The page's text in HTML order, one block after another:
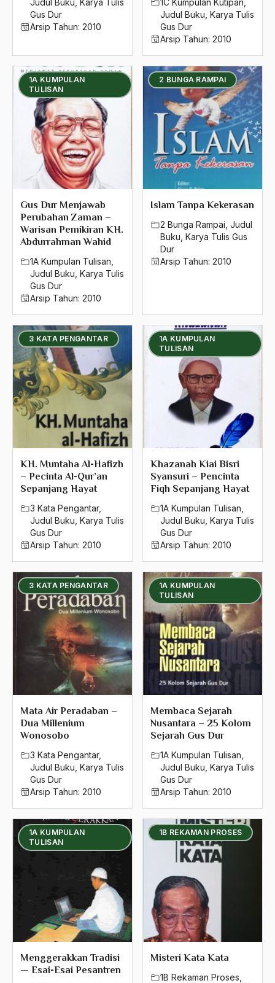
Judul Buku
Karya Tulis
Gus Dur
Arsip Tahun: 2010
1C Kumpulan Kutipan
Judul Buku Karya Tulis
Gus Dur
Arsip Tahun: 2010
1A KUMPULAN
TULISAN
Gus Dur Menjawab
Perubahan Zaman –
Warisan Pemikiran KH.
Abdurrahman Wahid
1A Kumpulan Tulisan
Judul Buku Karya Tulis
Gus Dur
Arsip Tahun: 2010
2 BUNGA RAMPAI
Islam Tanpa Kekerasan
2 Bunga Rampai Judul
Buku Karya Tulis Gus
Dur
Arsip Tahun: 2010
3 KATA PENGANTAR
KH. Muntaha Al-Hafizh
– Pecinta Al-Qur’an
Sepanjang Hayat
3 Kata Pengantar,
Judul Buku Karya Tulis
Gus Dur
Arsip Tahun: 2010
1A KUMPULAN
TULISAN
Khazanah Kiai Bisri
Syansuri – Pencinta
Fiqh Sepanjang Hayat
1A Kumpulan Tulisan
Judul Buku Karya Tulis
Gus Dur
Arsip Tahun: 2010
3 KATA PENGANTAR
Mata Air Peradaban –
Dua Millenium
Wonosobo
3 Kata Pengantar,
Judul Buku Karya Tulis
Gus Dur
Arsip Tahun: 2010
1A KUMPULAN
TULISAN
Membaca Sejarah
Nusantara – 25 Kolom
Sejarah Gus Dur
1A Kumpulan Tulisan
Judul Buku Karya Tulis
Gus Dur
Arsip Tahun: 2010
1A KUMPULAN
TULISAN
Menggerakkan Tradisi
— Esai-Esai Pesantren
1B REKAMAN PROSES
Misteri Kata Kata
1B Rekaman Proses